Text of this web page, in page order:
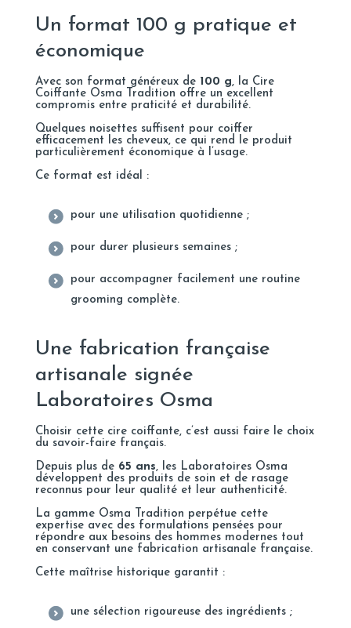
Un format 100 g pratique et
économique
Avec son format généreux de 100 g, la Cire
Coiffante Osma Tradition offre un excellent
compromis entre praticité et durabilité.
Quelques noisettes suffisent pour coiffer
efficacement les cheveux, ce qui rend le produit
particulièrement économique à l’usage.
Ce format est idéal :
pour une utilisation quotidienne ;
pour durer plusieurs semaines ;
pour accompagner facilement une routine
grooming complète.
Une fabrication française
artisanale signée
Laboratoires Osma
Choisir cette cire coiffante, c’est aussi faire le choix
du savoir-faire français.
Depuis plus de 65 ans, les Laboratoires Osma
développent des produits de soin et de rasage
reconnus pour leur qualité et leur authenticité.
La gamme Osma Tradition perpétue cette
expertise avec des formulations pensées pour
répondre aux besoins des hommes modernes tout
en conservant une fabrication artisanale française.
Cette maîtrise historique garantit :
une sélection rigoureuse des ingrédients ;